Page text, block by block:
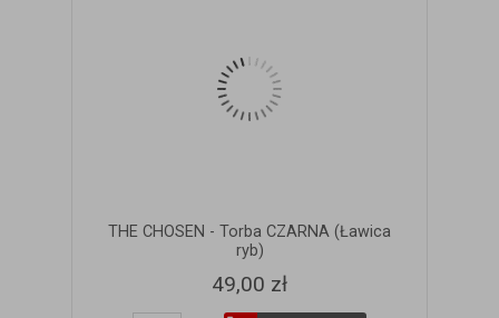
THE CHOSEN - Torba CZARNA (Ławica
ryb)
49,00 zł